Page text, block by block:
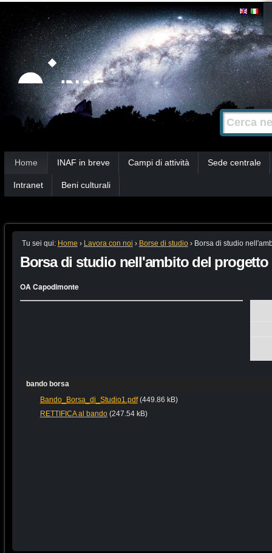
Strumenti
personali
Salta
contenuti.
|
Salta
alla
navigazione
Cerca nel
Ricerca
avanzata…
Home INAF in breve Campi di attività Sede centrale
Intranet Beni culturali
Tu sei qui: Home › Lavora con noi › Borse di studio › Borsa di studio
Borsa di studio nell'ambito del progetto
OA Capodimonte
bando borsa
Bando_Borsa_di_Studio1.pdf (449.86 kB)
RETTIFICA al bando (247.54 kB)